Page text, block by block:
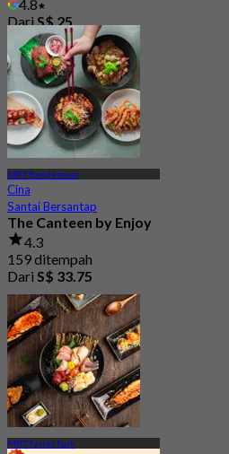
4.8
DariS$ 25
MRT Bendemeer
Cina
Santai Bersantap
The Canteen by Enjoy
4.3
159 ditempah
Dari S$ 33.75
MRT Farrer Park